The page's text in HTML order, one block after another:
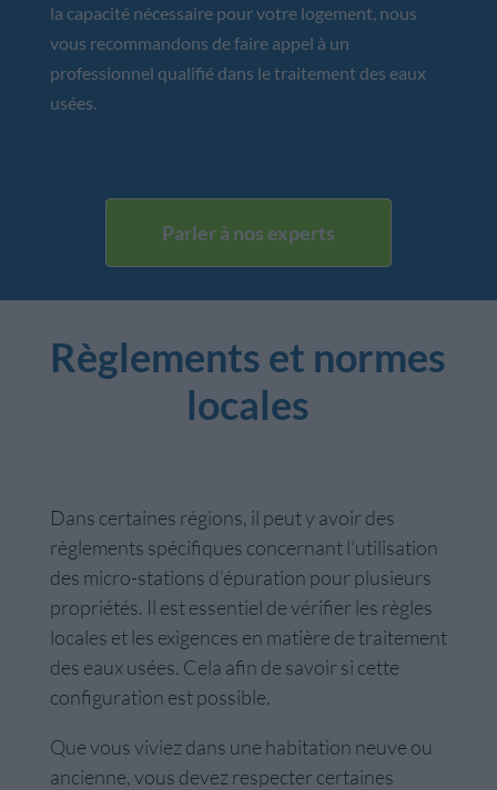
la capacité nécessaire pour votre logement, nous
vous recommandons de faire appel à un
professionnel qualifié dans le traitement des eaux
usées.
Parler à nos experts
Règlements et normes
locales
Dans certaines régions, il peut y avoir des
règlements spécifiques concernant l’utilisation
des micro-stations d’épuration pour plusieurs
propriétés. Il est essentiel de vérifier les règles
locales et les exigences en matière de traitement
des eaux usées. Cela afin de savoir si cette
configuration est possible.
Que vous viviez dans une habitation neuve ou
ancienne, vous devez respecter certaines